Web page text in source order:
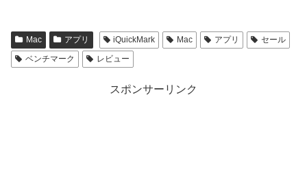
Mac アプリ iQuickMark Mac アプリ
セール
ベンチマーク
レビュー
スポンサーリンク